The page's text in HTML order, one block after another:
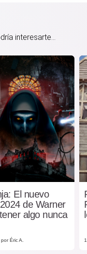
interesarte...
El nuevo
de Warner
algo nunca
por Éric A.